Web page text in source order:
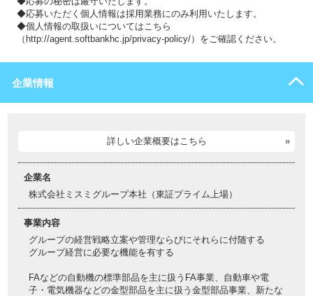
◆応募いただく個人情報は採用業務にのみ利用いたします。
◆個人情報の取扱いについてはこちら
（http://agent.softbankhc.jp/privacy-policy/）をご確認ください。
企業情報
詳しい企業概要はこちら
企業名
株式会社ミスミグループ本社（東証プライム上場）
事業内容
グループの経営戦略立案や管理ならびにそれらに付随する
グループ経営に必要な機能を有する
FAなどの自動機の標準部品を主に扱うFA事業、自動車や電
子・電気機器などの金型部品を主に扱う金型部品事業、新たな